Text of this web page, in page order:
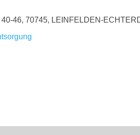
46, 70745, LEINFELDEN-